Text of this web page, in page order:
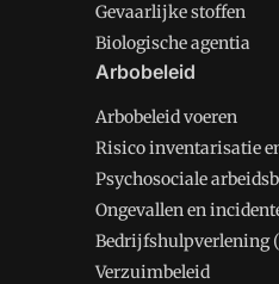
Gevaarlijke stoffen
Biologische agentia
Arbobeleid
Arbobeleid voeren
Risico inventarisatie
Psychosociale
Ongevallen en
Bedrijfshulpverlening
Verzuimbeleid